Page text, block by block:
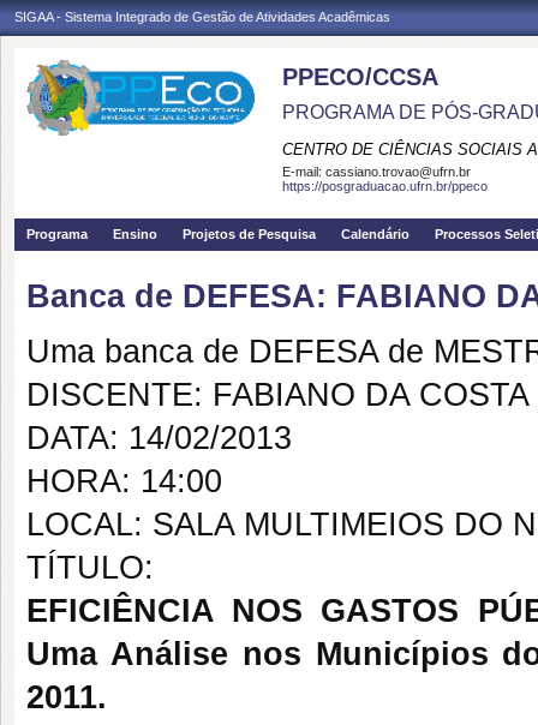
SIGAA - Sistema Integrado de Gestão de Atividades Acadêmicas
PPECO/CCSA
PROGRAMA DE PÓS-
CENTRO DE CIÊNCIAS SOCIAIS
E-mail: cassiano.trovao@ufrn.br
https://posgraduacao.ufrn.br/ppeco
Programa Ensino Projetos de Pesquisa Calendário Processos
Banca de DEFESA: FABIANO
Uma banca de DEFESA de
DISCENTE: FABIANO DA COSTA
DATA: 14/02/2013
HORA: 14:00
LOCAL: SALA MULTIMEIOS DO
TÍTULO:
EFICIÊNCIA NOS GASTOS
Uma Análise nos Municípios
2011.